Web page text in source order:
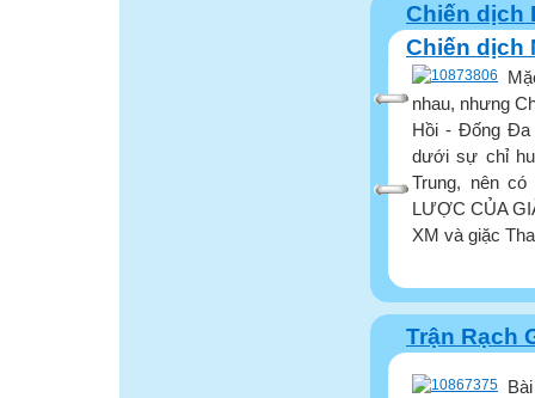
Chiến dịch
Chiến dịch
nhau, nhưng
Hồi - Đống
dưới sự chỉ
Trung, nên
LƯỢC CỦA
XM và giặc
Trận Rạch